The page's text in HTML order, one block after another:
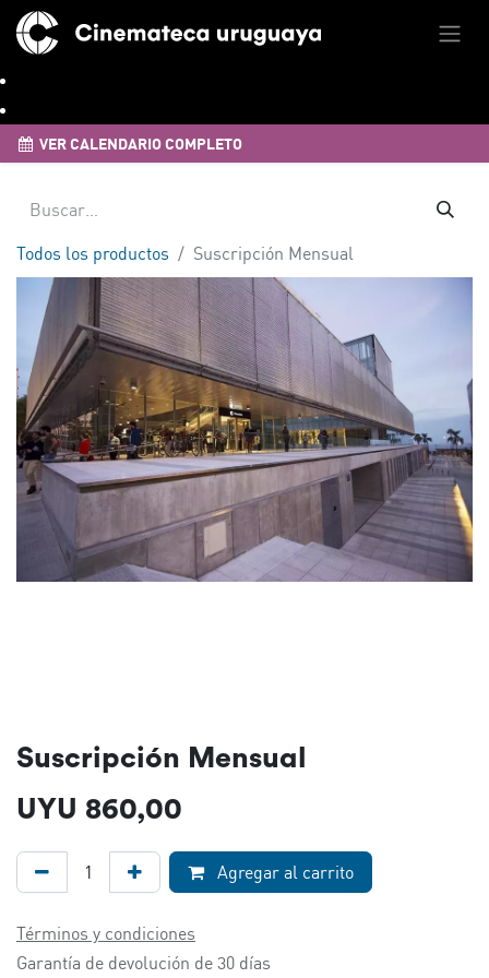
VER CALENDARIO COMPLETO
Todos los productos Suscripción Mensual
Suscripción Mensual
UYU 860,00
Agregar al carrito
Términos y condiciones
Garantía de devolución de 30 días